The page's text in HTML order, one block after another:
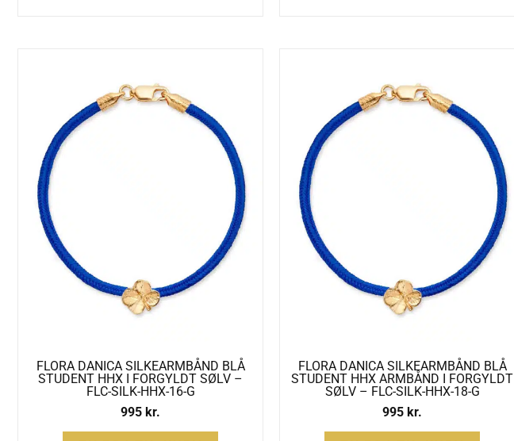
FLORA DANICA SILKEARMBÅND BLÅ
STUDENT HHX I FORGYLDT SØLV –
FLC-SILK-HHX-16-G
995 kr.
FLORA DANICA SILKEARMBÅND BLÅ
STUDENT HHX ARMBÅND I FORGYLDT
SØLV – FLC-SILK-HHX-18-G
995 kr.